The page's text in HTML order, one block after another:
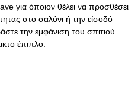
για όποιον θέλει να προσθέσει
στο σαλόνι ή την είσοδό
την εμφάνιση του σπιτιού
έπιπλο.